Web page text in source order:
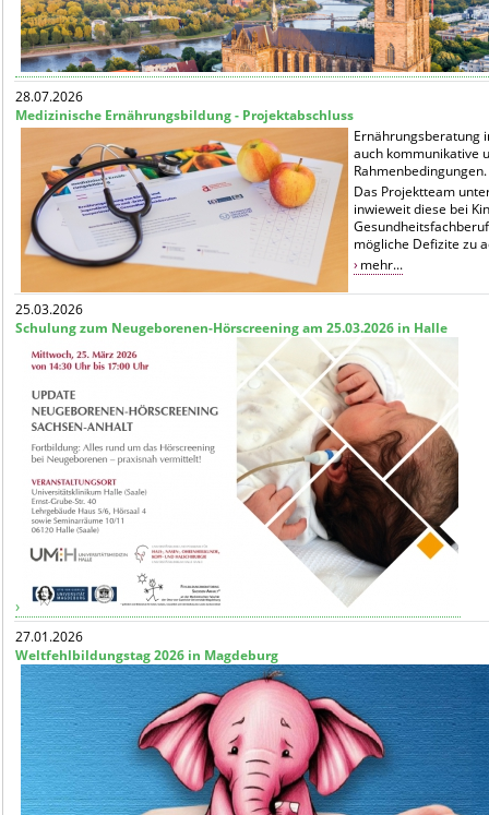
28.07.2026
Medizinische Ernährungsbildung - Projektabschluss
Ernährungsberatung
auch kommunikative
Rahmenbedingungen.
Das Projektteam
inwieweit diese bei
mögliche Defizite zu
mehr...
25.03.2026
Schulung zum Neugeborenen-Hörscreening am 25.03.2026 in Halle
27.01.2026
Weltfehlbildungstag 2026 in Magdeburg